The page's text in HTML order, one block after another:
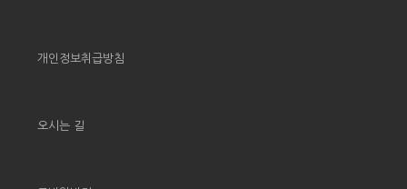
개인정보취급방침
오시는 길